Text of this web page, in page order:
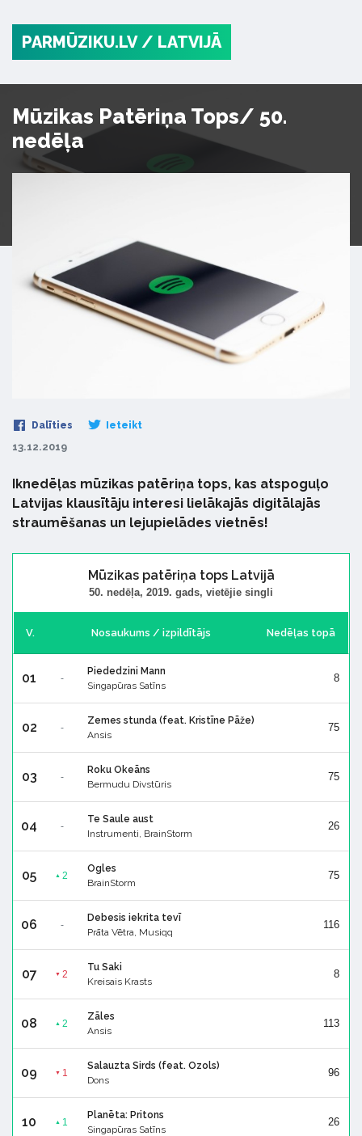
PARMŪZIKU.LV / LATVIJĀ
Mūzikas Patēriņa Tops/ 50.
nedēļa
Dalīties Ieteikt
13.12.2019
Iknedēļas mūzikas patēriņa tops, kas atspoguļo
Latvijas klausītāju interesi lielākajās digitālajās
straumēšanas un lejupielādes vietnēs!
Mūzikas patēriņa tops Latvijā
50. nedēļa, 2019. gads, vietējie singli
V. Nosaukums / izpildītājs Nedēļas topā
01 -
Piededzini Mann
Singapūras Satīns
8
02 -
Zemes stunda (feat. Kristīne Pāže)
Ansis
75
03 -
Roku Okeāns
Bermudu Divstūris
75
04 -
Te Saule aust
Instrumenti, BrainStorm
26
05 ▲ 2
Ogles
BrainStorm
75
06 -
Debesis iekrita tevī
Prāta Vētra, Musiqq
116
07 ▼ 2
Tu Saki
Kreisais Krasts
8
08 ▲ 2
Zāles
Ansis
113
09 ▼ 1
Salauzta Sirds (feat. Ozols)
Dons
96
10 ▲ 1
Planēta: Pritons
Singapūras Satīns
26